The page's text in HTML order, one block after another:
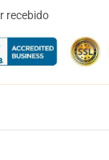
recebido